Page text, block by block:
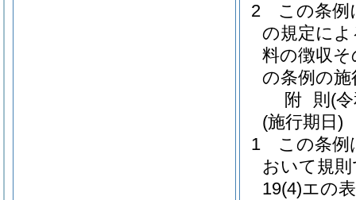
2
この条例
の規定に
料の徴収
の条例の
附 則 (
(施行期日)
1
この条例
おいて規
19(4)エの